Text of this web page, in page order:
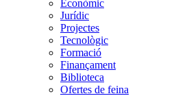
Econòmic
Jurídic
Projectes
Tecnològic
Formació
Finançament
Biblioteca
Ofertes de feina